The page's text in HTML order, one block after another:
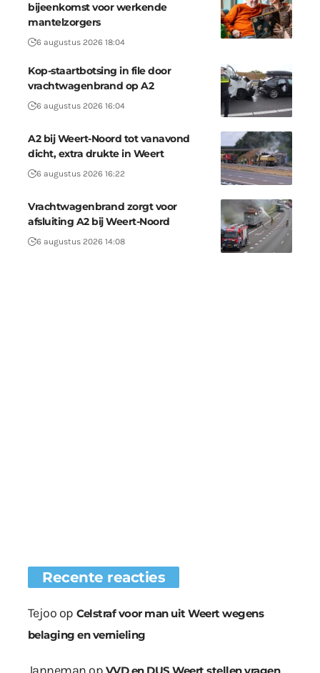
bijeenkomst voor werkende
mantelzorgers
6 augustus 2026 18:04
Kop-staartbotsing in file door
vrachtwagenbrand op A2
6 augustus 2026 16:04
A2 bij Weert-Noord tot vanavond
dicht, extra drukte in Weert
6 augustus 2026 16:22
Vrachtwagenbrand zorgt voor
afsluiting A2 bij Weert-Noord
6 augustus 2026 14:08
Recente reacties
Tejoo op Celstraf voor man uit Weert wegens
belaging en vernieling
Janneman op VVD en DUS Weert stellen vragen